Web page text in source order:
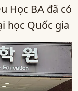
Học BA đã có
học Quốc gia